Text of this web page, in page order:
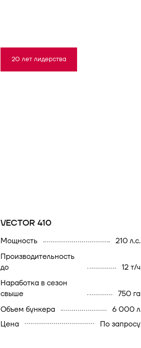
20 лет лидерства
VECTOR 410
мощность
210 л.с.
производительность
до
12 т/ч
наработка в сезон
свыше
750 га
объем бункера
6 000 л
Цена
По запросу